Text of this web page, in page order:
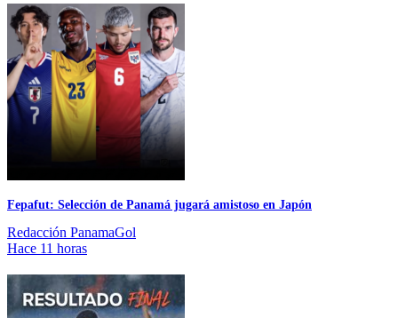
Fepafut: Selección de Panamá jugará amistoso en Japón
Redacción PanamaGol
Hace 11 horas